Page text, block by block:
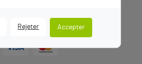
Rejeter Accepter